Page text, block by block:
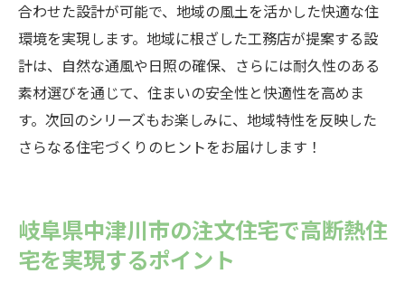
合わせた設計が可能で、地域の風土を活かした快適な住
環境を実現します。地域に根ざした工務店が提案する設
計は、自然な通風や日照の確保、さらには耐久性のある
素材選びを通じて、住まいの安全性と快適性を高めま
す。次回のシリーズもお楽しみに、地域特性を反映した
さらなる住宅づくりのヒントをお届けします！
岐阜県中津川市の注文住宅で高断熱住
宅を実現するポイント